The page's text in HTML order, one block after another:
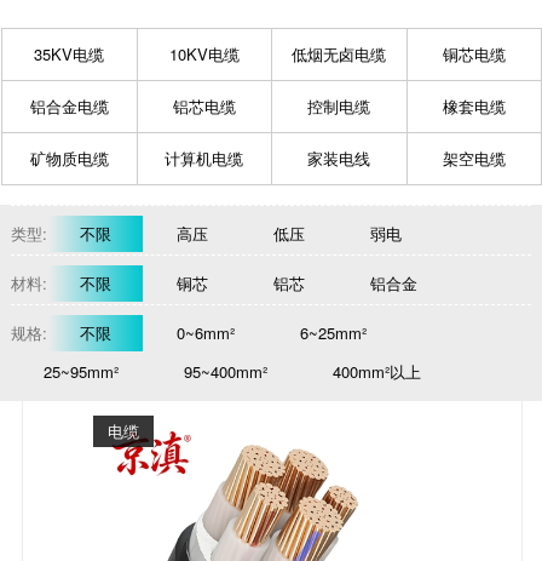
35KV电缆 10KV电缆 低烟无卤电缆 铜芯电缆
铝合金电缆 铝芯电缆 控制电缆 橡套电缆
矿物质电缆 计算机电缆 家装电线 架空电缆
类型: 不限 高压 低压 弱电
材料: 不限 铜芯 铝芯 铝合金
规格: 不限 0~6mm²
6~25mm²
25~95mm²
95~400mm² 400mm²以上
电缆